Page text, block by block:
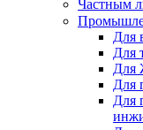
Частным
Для
Для
Для
Для